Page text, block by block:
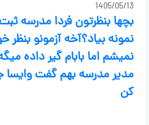
1405/05/13
بچها بنظرتون فردا مدرسه
نمونه بیاد؟آخه آزمونو
نمیشم اما بابام گیر داده
مدیر مدرسه بهم گفت وایسا
کن